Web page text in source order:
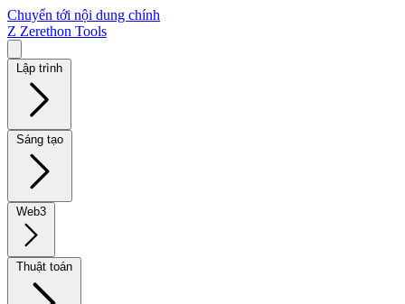
Chuyển tới nội dung chính
Z Zerethon Tools
Lập trình
Sáng tạo
Web3
Thuật toán